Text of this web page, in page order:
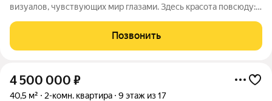
визуалов, чувствующих мир глазами. Здесь красота повсюду: в
вторым светом и спокойном зеркале Оби за окном.
Позвонить
4 500 000 ₽
40,5 м² 2-комн. квартира 9 этаж из 17